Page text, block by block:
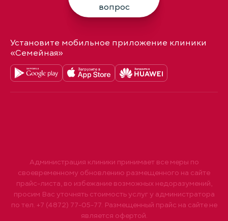
вопрос
Установите мобильное приложение клиники
«Семейная»
Администрация клиники принимает все меры по
своевременному обновлению размещенного на сайте
прайс-листа, во избежание возможных недоразумений,
просим Вас уточнять стоимость услуг у администратора
по тел. +7 (4872) 77-05-77. Размещенный прайс на сайте не
является офертой.